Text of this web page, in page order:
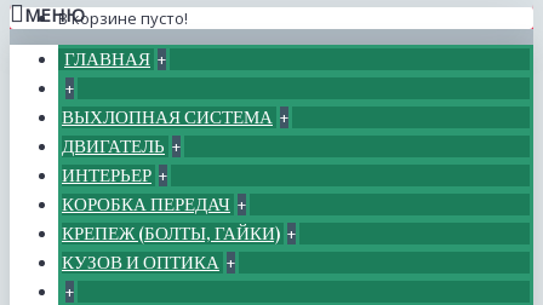
В корзине пусто!
МЕНЮ
ГЛАВНАЯ +
+
ВЫХЛОПНАЯ СИСТЕМА +
ДВИГАТЕЛЬ +
ИНТЕРЬЕР +
КОРОБКА ПЕРЕДАЧ +
КРЕПЕЖ (БОЛТЫ, ГАЙКИ) +
КУЗОВ И ОПТИКА +
+